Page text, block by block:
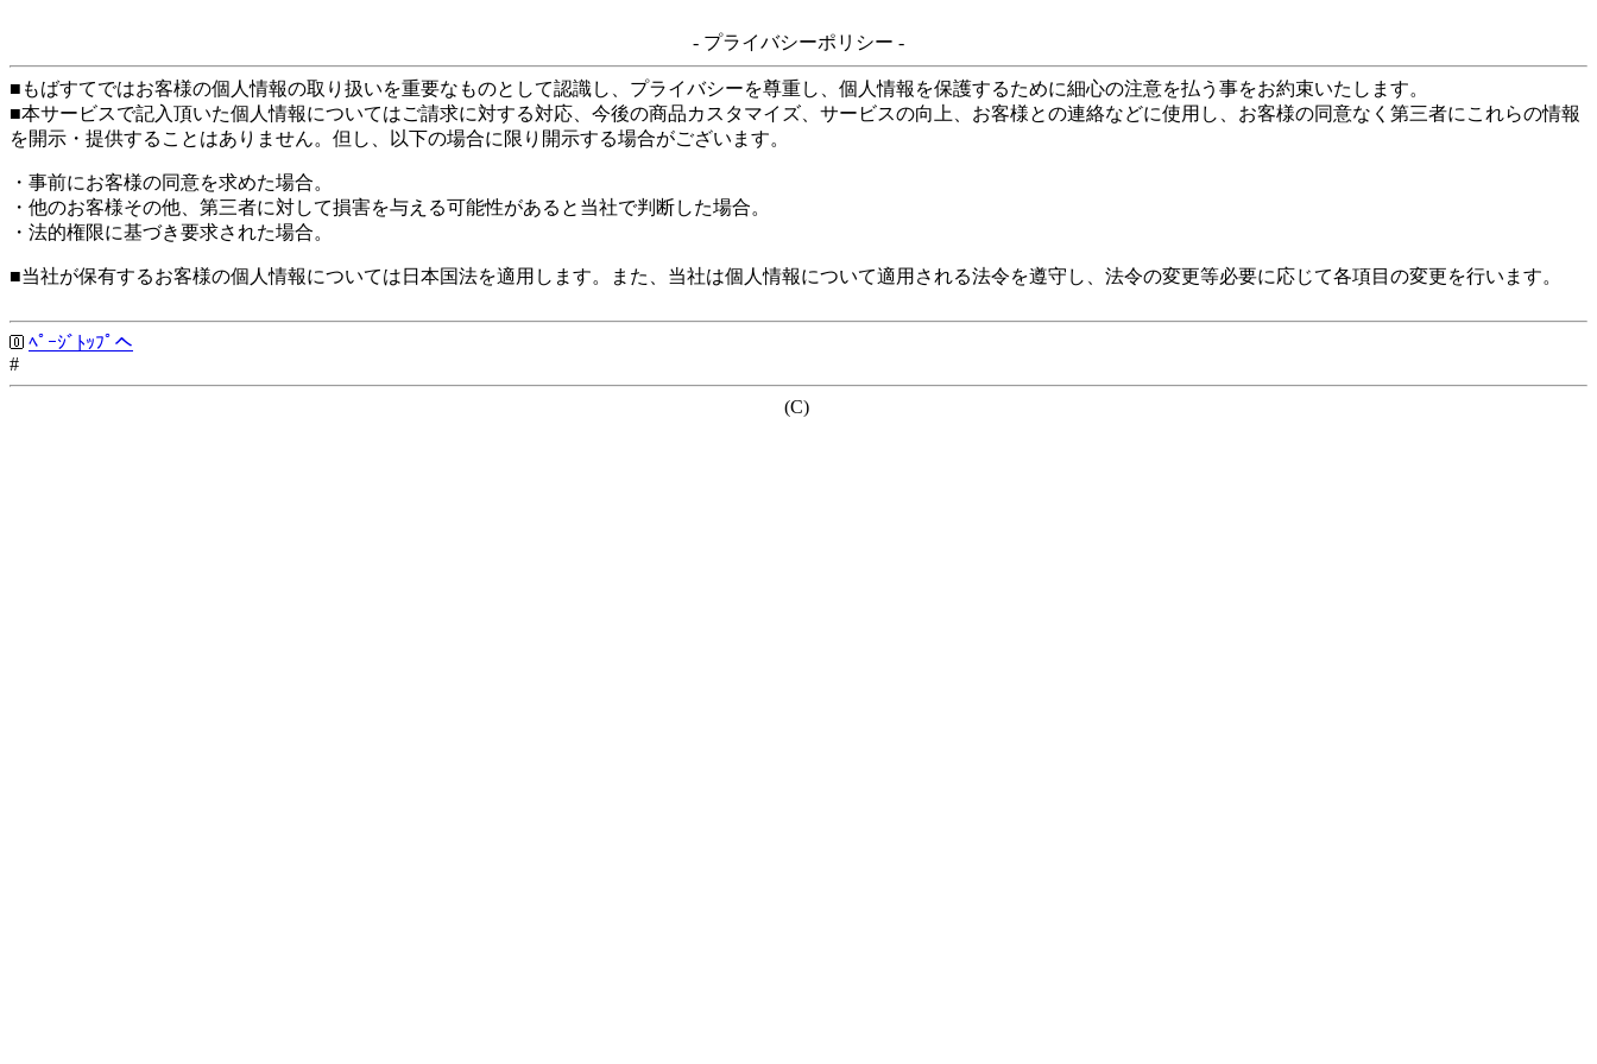
- プライバシーポリシー -
■もばすてではお客様の個人情報の取り扱いを重要なものとして認識し、プライバシーを尊重し、個人情報を保護するために細心の注意を払う事をお約束いたします。
■本サービスで記入頂いた個人情報についてはご請求に対する対応、今後の商品カスタマイズ、サービスの向上、お客様との連絡などに使用し、お客様の同意なく第三者にこれらの情報
を開示・提供することはありません。但し、以下の場合に限り開示する場合がございます。
・事前にお客様の同意を求めた場合。
・他のお客様その他、第三者に対して損害を与える可能性があると当社で判断した場合。
・法的権限に基づき要求された場合。
■当社が保有するお客様の個人情報については日本国法を適用します。また、当社は個人情報について適用される法令を遵守し、法令の変更等必要に応じて各項目の変更を行います。
ﾍﾟｰｼﾞﾄｯﾌﾟへ
#
(C)